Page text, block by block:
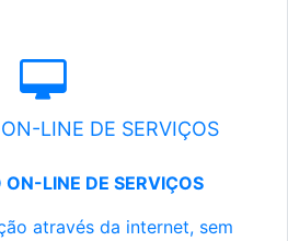
LINE DE SERVIÇOS
LINE DE SERVIÇOS
através da internet, sem